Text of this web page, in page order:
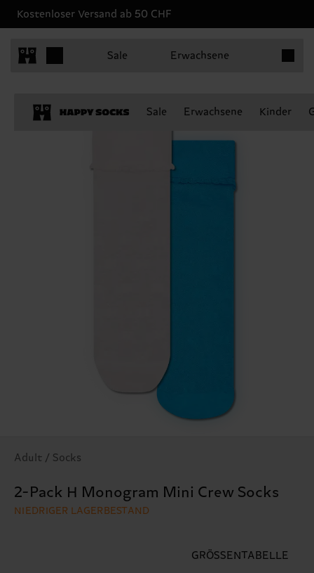
Kostenloser Versand ab 50 CHF
Sale Erwachsene
Sale Erwachsene Kinder
Adult / Socks
2-Pack H Monogram Mini Crew Socks
NIEDRIGER LAGERBESTAND
GRÖSSENTABELLE